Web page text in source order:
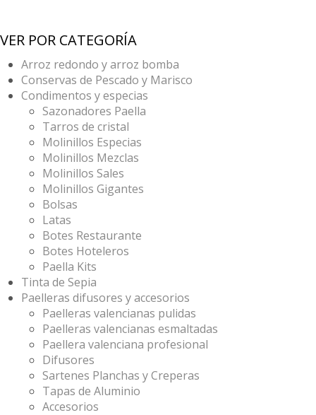
VER POR CATEGORÍA
Arroz redondo y arroz bomba
Conservas de Pescado y Marisco
Condimentos y especias
Sazonadores Paella
Tarros de cristal
Molinillos Especias
Molinillos Mezclas
Molinillos Sales
Molinillos Gigantes
Bolsas
Latas
Botes Restaurante
Botes Hoteleros
Paella Kits
Tinta de Sepia
Paelleras difusores y accesorios
Paelleras valencianas pulidas
Paelleras valencianas esmaltadas
Paellera valenciana profesional
Difusores
Sartenes Planchas y Creperas
Tapas de Aluminio
Accesorios